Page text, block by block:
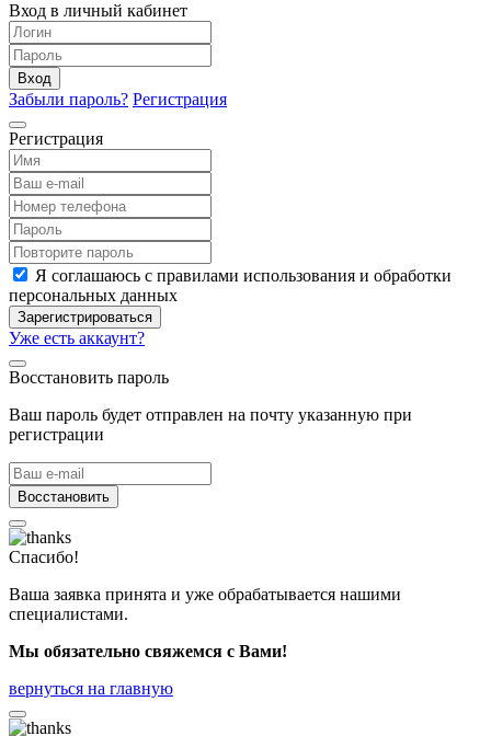
Вход в личный кабинет
Вход
Забыли пароль? Регистрация
Регистрация
Я соглашаюсь с правилами использования и обработки
персональных данных
Зарегистрироваться
Уже есть аккаунт?
Восстановить пароль
Ваш пароль будет отправлен на почту указанную при
регистрации
Восстановить
Спасибо!
Ваша заявка принята и уже обрабатывается нашими
специалистами.
Мы обязательно свяжемся с Вами!
вернуться на главную